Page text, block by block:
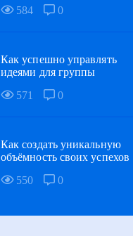
584
0
Как успешно управлять
идеями для группы
571
0
Как создать уникальную
объёмность своих успехов
550
0